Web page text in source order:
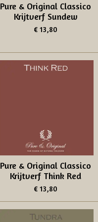
Pure & Original Classico
Krijtverf Sundew
€ 13,80
Pure & Original Classico
Krijtverf Think Red
€ 13,80